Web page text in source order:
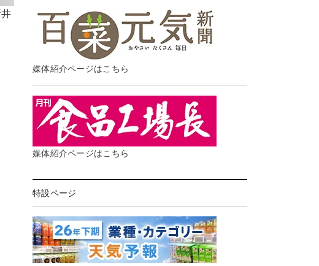
媒体紹介ページはこちら
媒体紹介ページはこちら
特設ページ